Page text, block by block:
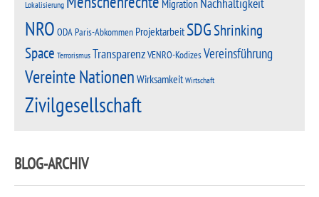
Lokalisierung Migration Nachhaltigkeit
NRO ODAParis-Abkommen ProjektarbeitSDGShrinking
Space TerrorismusTransparenzVENRO-KodizesVereinsführung
Vereinte Nationen Wirksamkeit Wirtschaft
Zivilgesellschaft
BLOG-ARCHIV